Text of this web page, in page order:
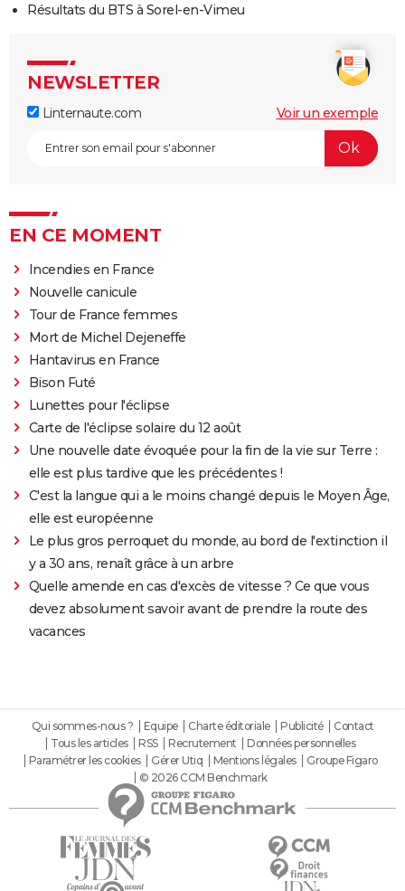
Résultats du BTS à Sorel-en-Vimeu
NEWSLETTER
Linternaute.com Voir un exemple
EN CE MOMENT
Incendies en France
Nouvelle canicule
Tour de France femmes
Mort de Michel Dejeneffe
Hantavirus en France
Bison Futé
Lunettes pour l'éclipse
Carte de l'éclipse solaire du 12 août
Une nouvelle date évoquée pour la fin de la vie sur Terre :
elle est plus tardive que les précédentes !
C'est la langue qui a le moins changé depuis le Moyen Âge,
elle est européenne
Le plus gros perroquet du monde, au bord de l'extinction il
y a 30 ans, renaît grâce à un arbre
Quelle amende en cas d'excès de vitesse ? Ce que vous
devez absolument savoir avant de prendre la route des
vacances
Qui sommes-nous ? Equipe Charte éditoriale Publicité
Contact
Tous les articles
RSS Recrutement
Données personnelles
Paramétrer les cookies
Gérer Utiq Mentions légales
Groupe Figaro
© 2026 CCM Benchmark